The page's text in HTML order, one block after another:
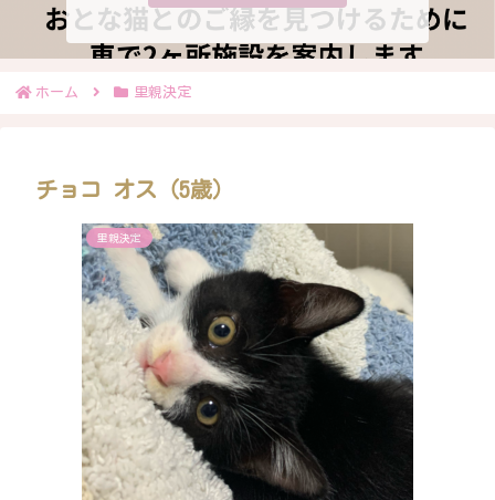
ホーム 里親決定
チョコ オス（5歳）
里親決定